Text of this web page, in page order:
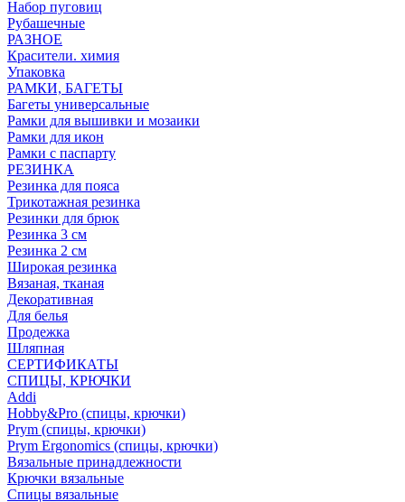
Набор пуговиц
Рубашечные
РАЗНОЕ
Красители. химия
Упаковка
РАМКИ, БАГЕТЫ
Багеты универсальные
Рамки для вышивки и мозаики
Рамки для икон
Рамки с паспарту
РЕЗИНКА
Резинка для пояса
Трикотажная резинка
Резинки для брюк
Резинка 3 см
Резинка 2 см
Широкая резинка
Вязаная, тканая
Декоративная
Для белья
Продежка
Шляпная
СЕРТИФИКАТЫ
СПИЦЫ, КРЮЧКИ
Addi
Hobby&Pro (спицы, крючки)
Prym (спицы, крючки)
Prym Ergonomics (спицы, крючки)
Вязальные принадлежности
Крючки вязальные
Спицы вязальные